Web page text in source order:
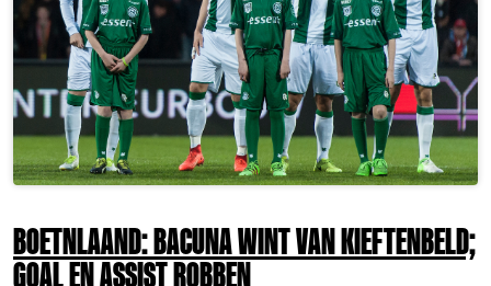
BOETNLAAND: BACUNA WINT VAN KIEFTENBELD;
GOAL EN ASSIST ROBBEN